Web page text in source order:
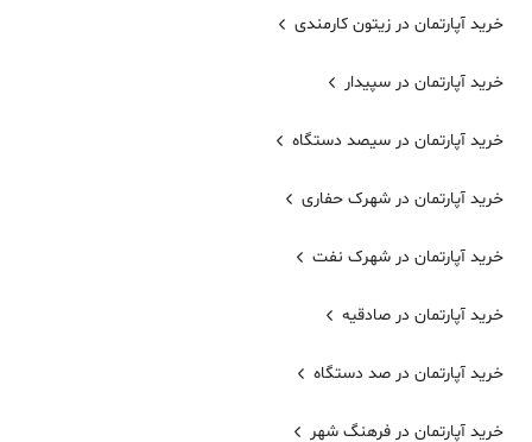
خرید آپارتمان در زیتون کارمندی
خرید آپارتمان در سپیدار
خرید آپارتمان در سیصد دستگاه
خرید آپارتمان در شهرک حفاری
خرید آپارتمان در شهرک نفت
خرید آپارتمان در صادقیه
خرید آپارتمان در صد دستگاه
خرید آپارتمان در فرهنگ شهر